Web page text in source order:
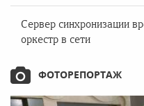
Сервер синхронизации
оркестр в сети
ФОТОРЕПОРТАЖ